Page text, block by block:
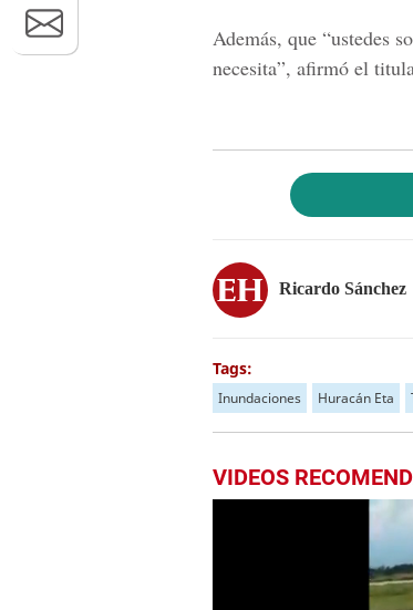
Además, que “ustedes
necesita”, afirmó el
Ricardo Sánchez
Tags:
Inundaciones Huracán Eta
VIDEOS